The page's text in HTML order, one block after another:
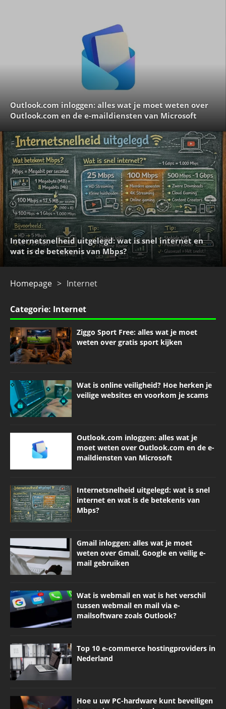
Outlook.com inloggen: alles wat je moet weten over
Outlook.com en de e-maildiensten van Microsoft
Internetsnelheid uitgelegd: wat is snel internet en
wat is de betekenis van Mbps?
Top 10 e-commerce hostingproviders in Nederland
Hoe u uw PC-hardware kunt beveiligen tegen
virussen en hackers
Homepage > Internet
Categorie: Internet
Ziggo Sport Free: alles wat je moet
weten over gratis sport kijken
Wat is online veiligheid? Hoe herken je
veilige websites en voorkom je scams
Outlook.com inloggen: alles wat je
moet weten over Outlook.com en de e-
maildiensten van Microsoft
Internetsnelheid uitgelegd: wat is snel
internet en wat is de betekenis van
Mbps?
Gmail inloggen: alles wat je moet
weten over Gmail, Google en veilig e-
mail gebruiken
Wat is webmail en wat is het verschil
tussen webmail en mail via e-
mailsoftware zoals Outlook?
Top 10 e-commerce hostingproviders in
Nederland
Hoe u uw PC-hardware kunt beveiligen